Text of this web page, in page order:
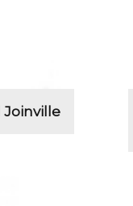
Joinville